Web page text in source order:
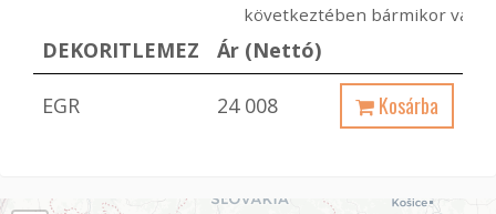
következtében bármikor
DEKORITLEMEZ Ár (Nettó)
EGR 24 008 Kosárba